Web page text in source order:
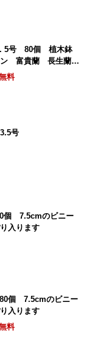
5号 80個 植木鉢
富貴蘭 長生蘭
料
号
7.5cmのビニー
入ります
個 7.5cmのビニー
入ります
料